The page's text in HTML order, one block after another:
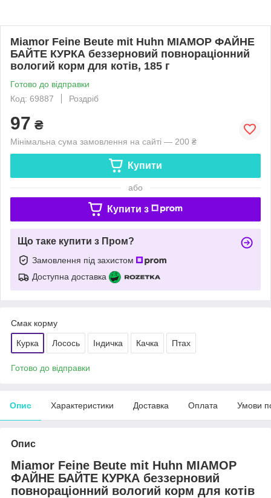
Miamor Feine Beute mit Huhn МІАМОР ФАЙНЕ
БАЙТЕ КУРКА беззерновий повнораціонний
вологий корм для котів, 185 г
Готово до відправки
Код: 69887
Роздріб
97 ₴
Мінімальна сума замовлення на сайті — 200 ₴
Купити
або
Купити з
Що таке купити з Пром?
Замовлення під захистом
Доступна доставка
Смак корму
Курка Лосось Індичка Качка Птах
Готово до відправки
Опис Характеристики Доставка Оплата Умови
Опис
Miamor Feine Beute mit Huhn МІАМОР
ФАЙНЕ БАЙТЕ КУРКА беззерновий
повнораціонний вологий корм для котів